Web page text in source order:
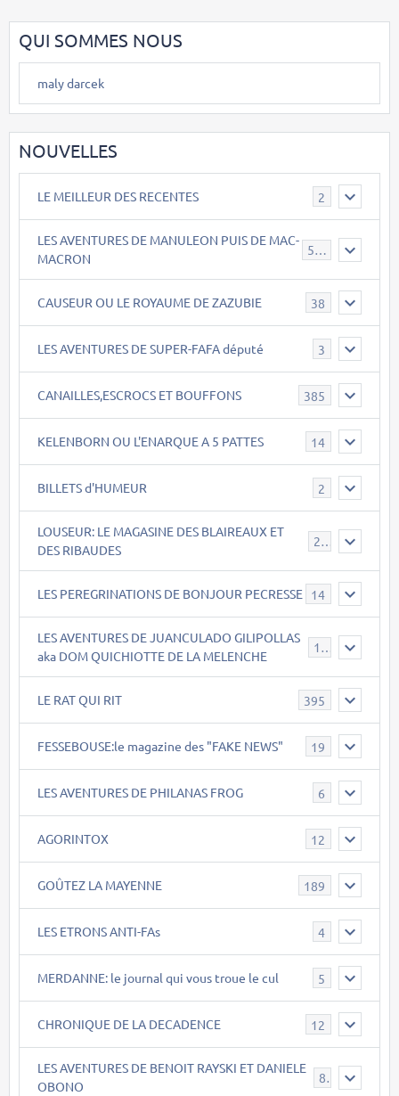
QUI SOMMES NOUS
maly darcek
NOUVELLES
LE MEILLEUR DES RECENTES 2
LES AVENTURES DE MANULEON PUIS DE MAC-
MACRON
543
CAUSEUR OU LE ROYAUME DE ZAZUBIE 38
LES AVENTURES DE SUPER-FAFA député 3
CANAILLES,ESCROCS ET BOUFFONS 385
KELENBORN OU L'ENARQUE A 5 PATTES 14
BILLETS d'HUMEUR 2
LOUSEUR: LE MAGASINE DES BLAIREAUX ET
DES RIBAUDES
21
LES PEREGRINATIONS DE BONJOUR PECRESSE 14
LES AVENTURES DE JUANCULADO GILIPOLLAS
aka DOM QUICHIOTTE DE LA MELENCHE
119
LE RAT QUI RIT 395
FESSEBOUSE:le magazine des "FAKE NEWS" 19
LES AVENTURES DE PHILANAS FROG 6
AGORINTOX 12
GOÛTEZ LA MAYENNE 189
LES ETRONS ANTI-FAs 4
MERDANNE: le journal qui vous troue le cul 5
CHRONIQUE DE LA DECADENCE 12
LES AVENTURES DE BENOIT RAYSKI ET DANIELE
OBONO
8